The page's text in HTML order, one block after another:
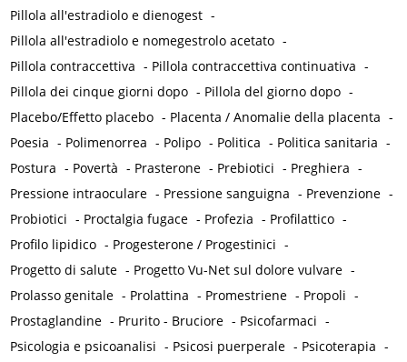
Pillola all'estradiolo e dienogest -
Pillola all'estradiolo e nomegestrolo acetato -
Pillola contraccettiva - Pillola contraccettiva continuativa -
Pillola dei cinque giorni dopo - Pillola del giorno dopo -
Placebo/Effetto placebo - Placenta / Anomalie della placenta -
Poesia - Polimenorrea - Polipo - Politica - Politica sanitaria -
Postura - Povertà - Prasterone - Prebiotici - Preghiera -
Pressione intraoculare - Pressione sanguigna - Prevenzione -
Probiotici - Proctalgia fugace - Profezia - Profilattico -
Profilo lipidico - Progesterone / Progestinici -
Progetto di salute - Progetto Vu-Net sul dolore vulvare -
Prolasso genitale - Prolattina - Promestriene - Propoli -
Prostaglandine - Prurito - Bruciore - Psicofarmaci -
Psicologia e psicoanalisi - Psicosi puerperale - Psicoterapia -